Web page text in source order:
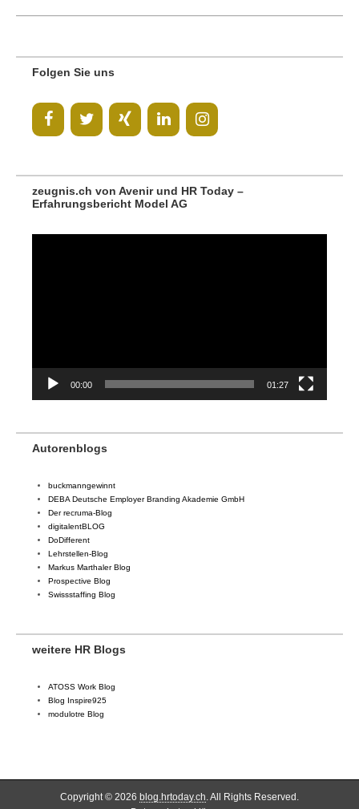
Folgen Sie uns
zeugnis.ch von Avenir und HR Today –
Erfahrungsbericht Model AG
00:00 01:27
Autorenblogs
buckmanngewinnt
DEBA Deutsche Employer Branding Akademie GmbH
Der recruma-Blog
digitalentBLOG
DoDifferent
Lehrstellen-Blog
Markus Marthaler Blog
Prospective Blog
Swissstaffing Blog
weitere HR Blogs
ATOSS Work Blog
Blog Inspire925
modulotre Blog
Copyright © 2026 blog.hrtoday.ch . All Rights Reserved.